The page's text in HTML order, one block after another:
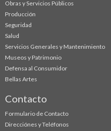
Obras y Servicios Públicos
Producción
Seguridad
Salud
Servicios Generales y Mantenimiento
Museos y Patrimonio
Defensa al Consumidor
Bellas Artes
Contacto
Formulario de Contacto
Direcciónes y Teléfonos